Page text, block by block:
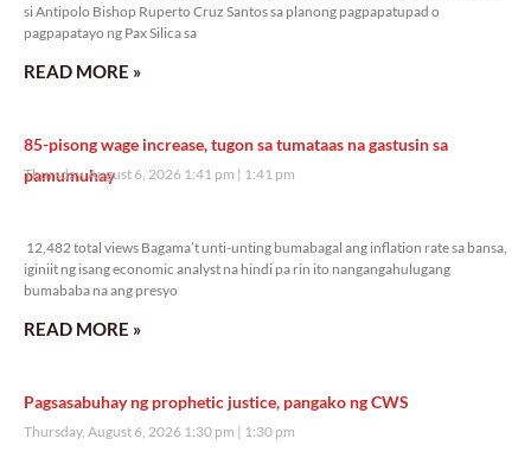
si Antipolo Bishop Ruperto Cruz Santos sa planong pagpapatupad o
pagpapatayo ng Pax Silica sa
READ MORE »
85-pisong wage increase, tugon sa tumataas na gastusin sa
pamumuhay
Thursday, August 6, 2026 1:41 pm 1:41 pm
12,482 total views Bagama’t unti-unting bumabagal ang inflation rate sa bansa,
iginiit ng isang economic analyst na hindi pa rin ito nangangahulugang
bumababa na ang presyo
READ MORE »
Pagsasabuhay ng prophetic justice, pangako ng CWS
Thursday, August 6, 2026 1:30 pm 1:30 pm